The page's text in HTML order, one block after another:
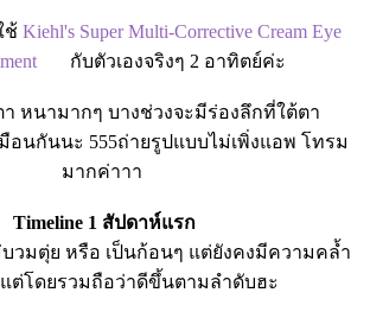
ช้ Kiehl's Super Multi-Corrective Cream Eye
กับตัวเองจริงๆ 2 อาทิตย์ค่ะ
า หนามากๆ บางช่วงจะมีร่องลึกที่ใต้ตา
อนกันนะ 555ถ่ายรูปแบบไม่เพิ่งแอพ โทรม
มากค่าาา
Timeline 1 สัปดาห์แรก
วมตุ่ย หรือ เป็นก้อนๆ แต่ยังคงมีความคล้ำ
แต่โดยรวมถือว่าดีขึ้นตามลำดับฮะ